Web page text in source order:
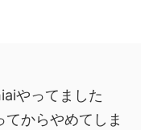
やってました
からやめてしま